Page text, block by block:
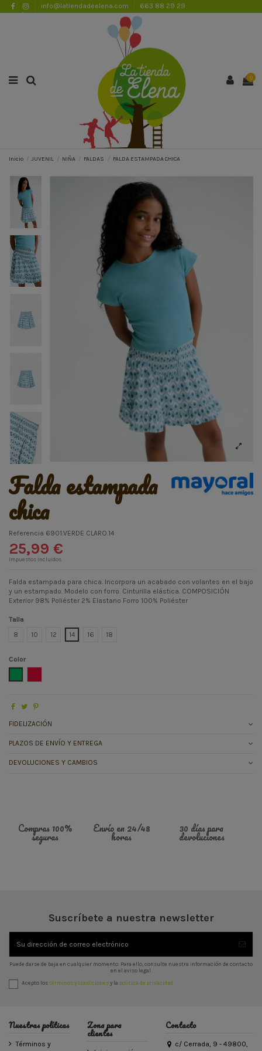
info@latiendadeelena.com
663 88 29 29
ENVÍOS GRATUITOS A PARTIR DE 50€
0
Inicio JUVENIL NIÑA FALDAS FALDA ESTAMPADA CHICA
falda estampada
chica
Referencia 6901.VERDE CLARO.14
25,99 €
Impuestos incluidos
Falda estampada para chica. Incorpora un acabado con volantes en el bajo
y un estampado. Modelo con forro. Cinturilla elástica. COMPOSICIÓN
Exterior 98% Poliéster 2% Elastano Forro 100% Poliéster
Talla
8
10 12 14 16 18
Color
FIDELIZACIÓN
PLAZOS DE ENVÍO Y ENTREGA
DEVOLUCIONES Y CAMBIOS
Compras 100%
seguras
Envío en 24/48
horas
30 días para
devoluciones
Suscríbete a nuestra newsletter
Puede darse de baja en cualquier momento. Para ello, consulte nuestra información de contacto
en el aviso legal.
Acepto lostérminos y condicionesy la política de privacidad
Nuestras políticas
Términos y
Zona para
clientes
Contacto
c/ Cerrada, 9 - 49800,